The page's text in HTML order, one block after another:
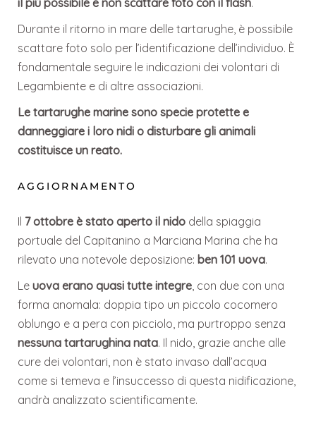
il più possibile e non scattare foto con il flash.
Durante il ritorno in mare delle tartarughe, è possibile
scattare foto solo per l’identificazione dell’individuo. È
fondamentale seguire le indicazioni dei volontari di
Legambiente e di altre associazioni.
Le tartarughe marine sono specie protette e
danneggiare i loro nidi o disturbare gli animali
costituisce un reato.
AGGIORNAMENTO
Il 7 ottobre è stato aperto il nido della spiaggia
portuale del Capitanino a Marciana Marina che ha
rilevato una notevole deposizione:ben 101 uova.
Leuova erano quasi tutte integre, con due con una
forma anomala: doppia tipo un piccolo cocomero
oblungo e a pera con picciolo, ma purtroppo senza
nessuna tartarughina nata. Il nido, grazie anche alle
cure dei volontari, non è stato invaso dall’acqua
come si temeva e l’insuccesso di questa nidificazione,
andrà analizzato scientificamente.